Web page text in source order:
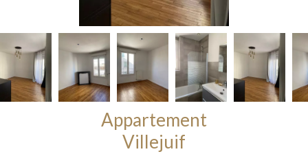
Appartement
Villejuif